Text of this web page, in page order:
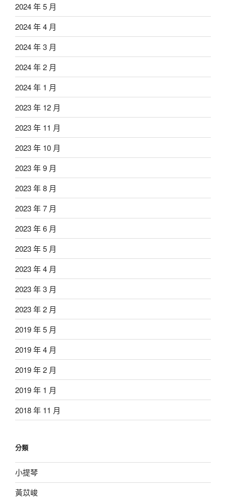
2024 年 5 月
2024 年 4 月
2024 年 3 月
2024 年 2 月
2024 年 1 月
2023 年 12 月
2023 年 11 月
2023 年 10 月
2023 年 9 月
2023 年 8 月
2023 年 7 月
2023 年 6 月
2023 年 5 月
2023 年 4 月
2023 年 3 月
2023 年 2 月
2019 年 5 月
2019 年 4 月
2019 年 2 月
2019 年 1 月
2018 年 11 月
分類
小提琴
黃苡峻